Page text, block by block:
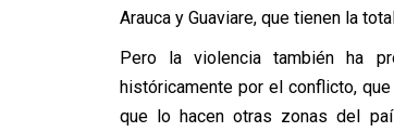
Arauca y Guaviare, que tienen la
Pero la violencia también ha
históricamente por el conflicto,
que lo hacen otras zonas del